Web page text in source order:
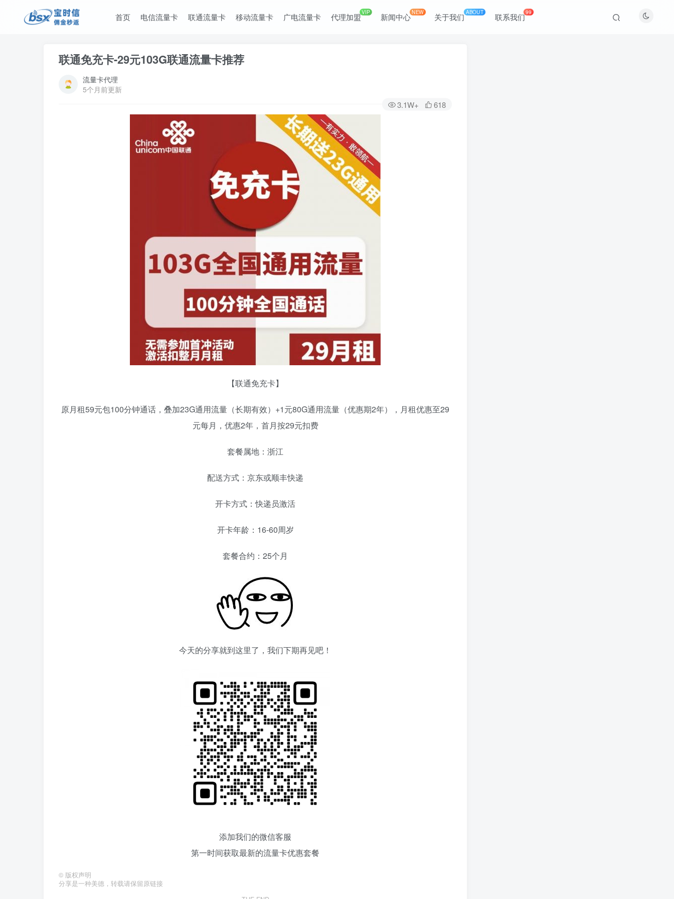
首页 电信流量卡 联通流量卡 移动流量卡 广电流量卡 代理加盟VIP 新闻中心NEW 关于我们ABOUT 联系我们99
联通免充卡-29元103G联通流量卡推荐
流量卡代理
5个月前更新
3.1W+ 618
【联通免充卡】
原月租59元包100分钟通话，叠加23G通用流量（长期有效）+1元80G通用流量（优惠期2年），月租优惠至29
元每月，优惠2年，首月按29元扣费
套餐属地：浙江
配送方式：京东或顺丰快递
开卡方式：快递员激活
开卡年龄：16-60周岁
套餐合约：25个月
今天的分享就到这里了，我们下期再见吧！
添加我们的微信客服
第一时间获取最新的流量卡优惠套餐
© 版权声明
分享是一种美德，转载请保留原链接